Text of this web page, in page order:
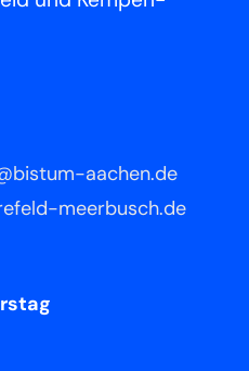
aachen.de
meerbusch.de